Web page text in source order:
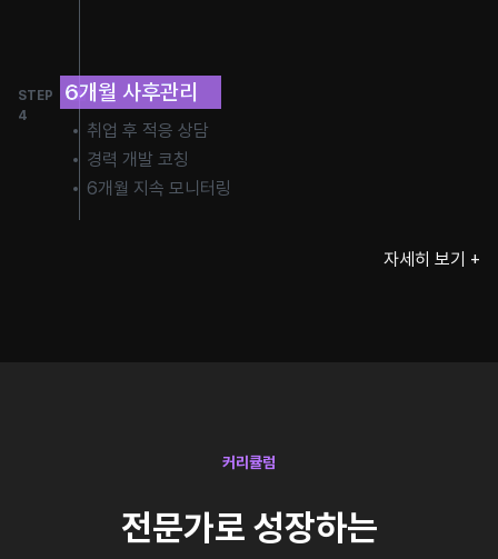
STEP
4
6개월 사후관리
취업 후 적응 상담
경력 개발 코칭
6개월 지속 모니터링
자세히 보기 +
커리큘럼
전문가로 성장하는